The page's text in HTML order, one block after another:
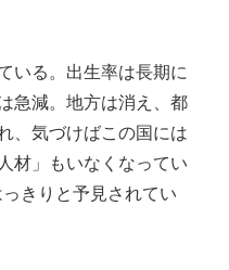
いる。出生率は長期に
急減。地方は消え、都
、気づけばこの国には
材」もいなくなってい
きりと予見されてい